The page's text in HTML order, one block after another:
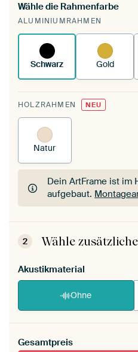
Du spannst einen
deinen vorhandenen
funktioniert es.
Wähle die Rahmenfarbe
ALUMINIUMRAHMEN
Schwarz Gold
HOLZRAHMEN NEU
Natur
Dein ArtFrame ist im
aufgebaut.
Dein ArtFrame ist im
aufgebaut.
2 Wähle
Akustikmaterial
Ohne
Gesamtpreis